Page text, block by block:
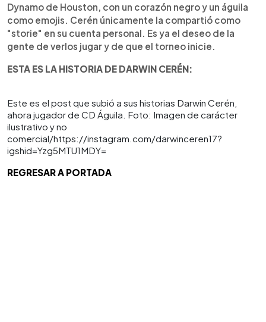
Dynamo de Houston, con un corazón negro y un águila
como emojis. Cerén únicamente la compartió como
"storie" en su cuenta personal. Es ya el deseo de la
gente de verlos jugar y de que el torneo inicie.
ESTA ES LA HISTORIA DE DARWIN CERÉN:
Este es el post que subió a sus historias Darwin Cerén,
ahora jugador de CD Águila. Foto: Imagen de carácter
ilustrativo y no
comercial/https://instagram.com/darwinceren17?
igshid=Yzg5MTU1MDY=
REGRESAR A PORTADA